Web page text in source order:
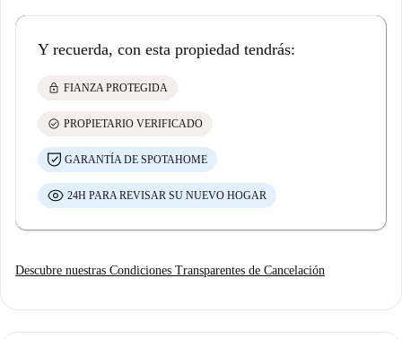
Y recuerda, con esta propiedad tendrás:
lock FIANZA PROTEGIDA
check_circle PROPIETARIO VERIFICADO
GARANTÍA DE SPOTAHOME
24H PARA REVISAR SU NUEVO HOGAR
Descubre nuestras Condiciones Transparentes de Cancelación